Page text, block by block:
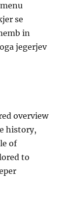
se
in
jegerjev
overview
history,
of
to